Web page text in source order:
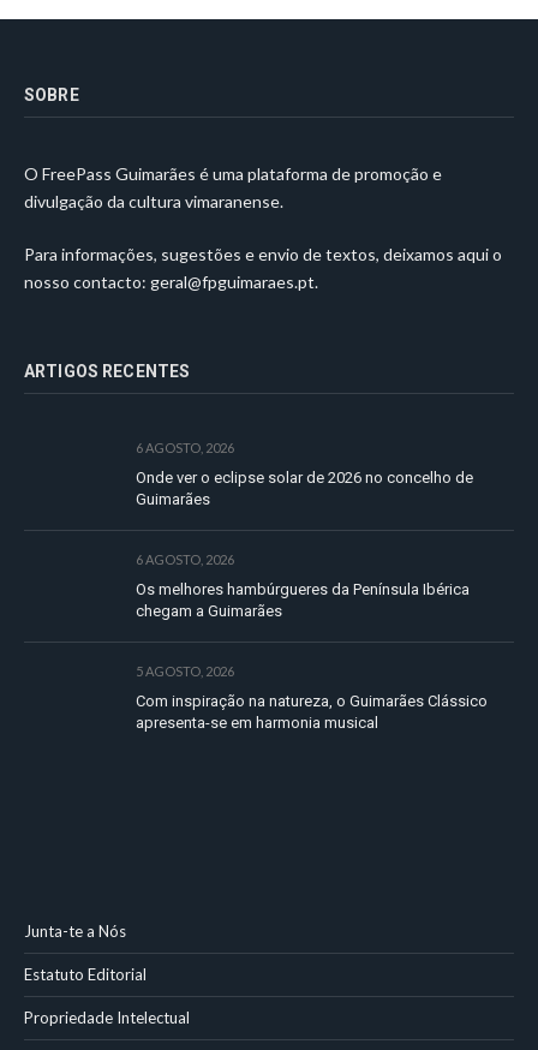
SOBRE
O FreePass Guimarães é uma plataforma de promoção e
divulgação da cultura vimaranense.
Para informações, sugestões e envio de textos, deixamos aqui o
nosso contacto: geral@fpguimaraes.pt.
ARTIGOS RECENTES
6 AGOSTO, 2026
Onde ver o eclipse solar de 2026 no concelho de
Guimarães
6 AGOSTO, 2026
Os melhores hambúrgueres da Península Ibérica
chegam a Guimarães
5 AGOSTO, 2026
Com inspiração na natureza, o Guimarães Clássico
apresenta-se em harmonia musical
Junta-te a Nós
Estatuto Editorial
Propriedade Intelectual